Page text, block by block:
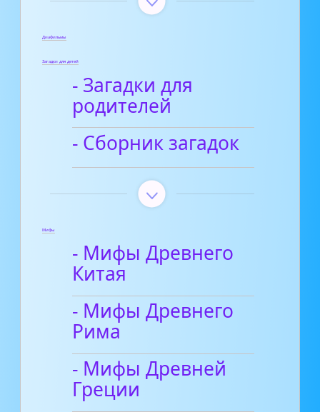
Диафильмы
Загадки для детей
- Загадки для
родителей
- Сборник загадок
Мифы
- Мифы Древнего
Китая
- Мифы Древнего
Рима
- Мифы Древней
Греции